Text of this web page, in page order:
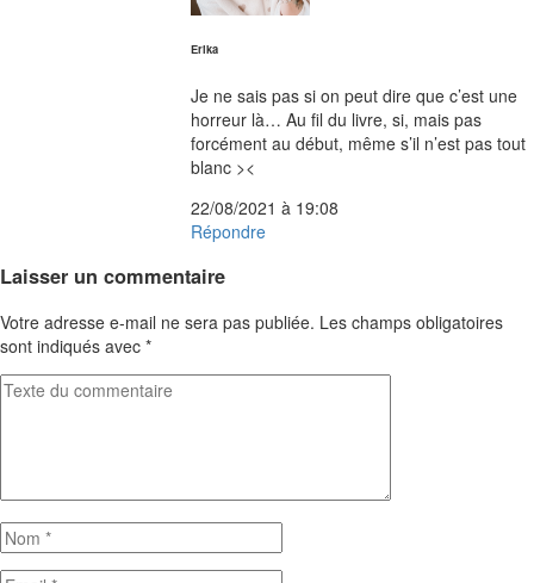
Erikadit :
Je ne sais pas si on peut dire que c’est une
horreur là… Au fil du livre, si, mais pas
forcément au début, même s’il n’est pas tout
blanc ><
22/08/2021 à 19:08
Répondre
Laisser un commentaire
Votre adresse e-mail ne sera pas publiée. Les champs obligatoires
sont indiqués avec *